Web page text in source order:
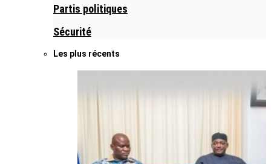
Partis politiques
Sécurité
Les plus récents